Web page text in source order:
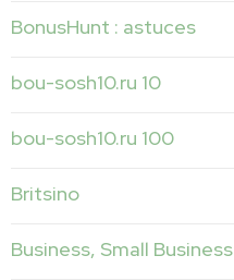
BonusHunt : astuces
bou-sosh10.ru 10
bou-sosh10.ru 100
Britsino
Business, Small Business